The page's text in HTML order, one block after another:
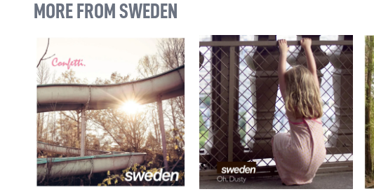
MORE FROM SWEDEN